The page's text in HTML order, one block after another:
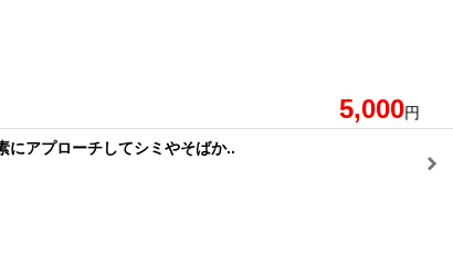
5,000円
にアプローチしてシミやそばか..